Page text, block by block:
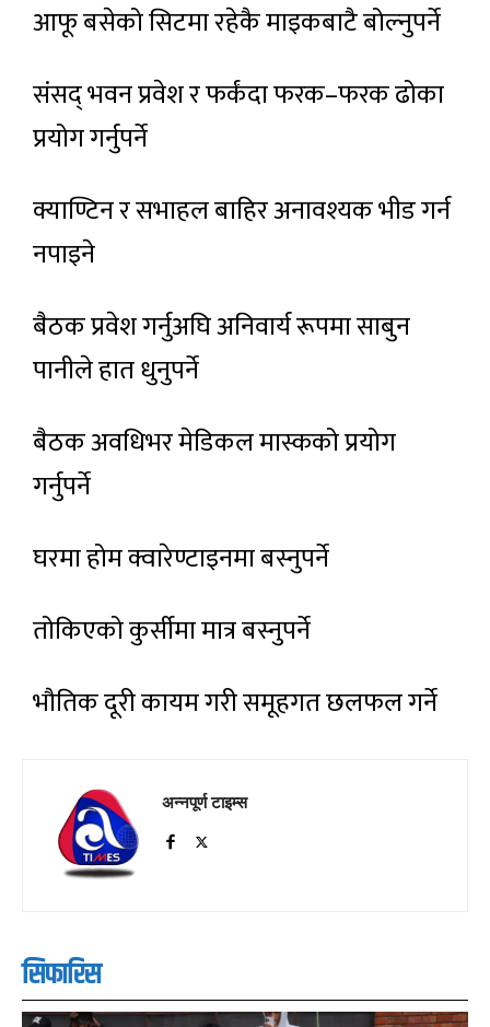
आफू बसेको सिटमा रहेकै माइकबाटै बोल्नुपर्ने
संसद् भवन प्रवेश र फर्कंदा फरक–फरक ढोका
प्रयोग गर्नुपर्ने
क्याण्टिन र सभाहल बाहिर अनावश्यक भीड गर्न
नपाइने
बैठक प्रवेश गर्नुअघि अनिवार्य रूपमा साबुन
पानीले हात धुनुपर्ने
बैठक अवधिभर मेडिकल मास्कको प्रयोग
गर्नुपर्ने
घरमा होम क्वारेण्टाइनमा बस्नुपर्ने
तोकिएको कुर्सीमा मात्र बस्नुपर्ने
भौतिक दूरी कायम गरी समूहगत छलफल गर्ने
अन्नपूर्ण टाइम्स
सिफारिस